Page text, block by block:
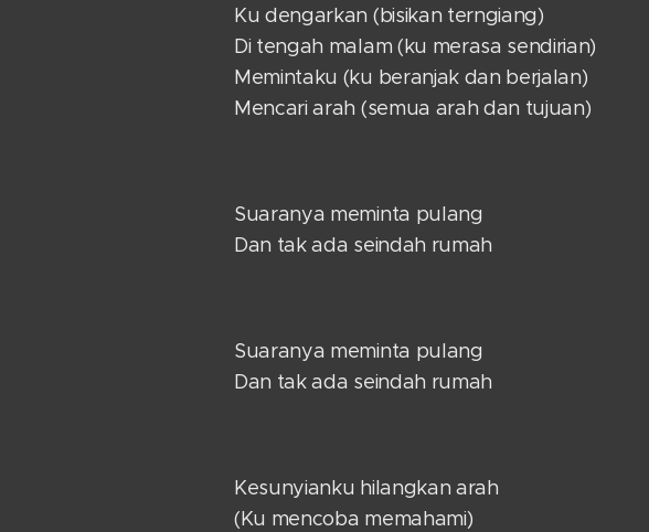
Ku dengarkan (bisikan terngiang)
Di tengah malam (ku merasa sendirian)
Memintaku (ku beranjak dan berjalan)
Mencari arah (semua arah dan tujuan)
Suaranya meminta pulang
Dan tak ada seindah rumah
Suaranya meminta pulang
Dan tak ada seindah rumah
Kesunyianku hilangkan arah
(Ku mencoba memahami)